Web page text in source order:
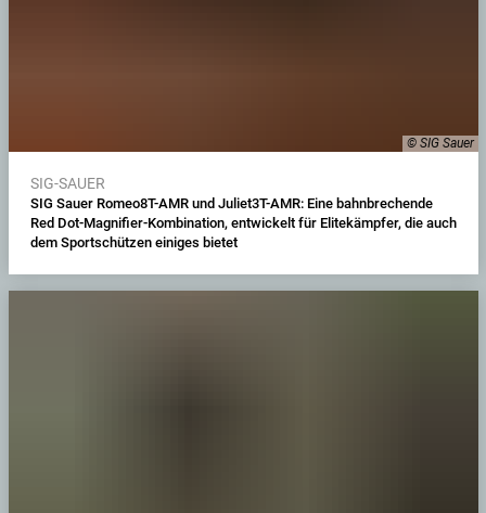
© SIG Sauer
SIG-SAUER
SIG Sauer Romeo8T-AMR und Juliet3T-AMR: Eine bahnbrechende
Red Dot-Magnifier-Kombination, entwickelt für Elitekämpfer, die auch
dem Sportschützen einiges bietet